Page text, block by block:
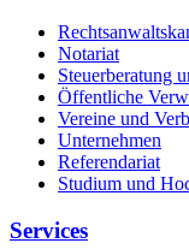
Notariat
Steuerberatung
Öffentliche
Vereine und
Unternehmen
Referendariat
Studium und
Services